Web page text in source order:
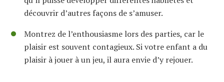
découvrir d’autres façons de s’amuser.
Montrez de l’enthousiasme lors des parties, car le
plaisir est souvent contagieux. Si votre enfant a du
plaisir à jouer à un jeu, il aura envie d’y rejouer.